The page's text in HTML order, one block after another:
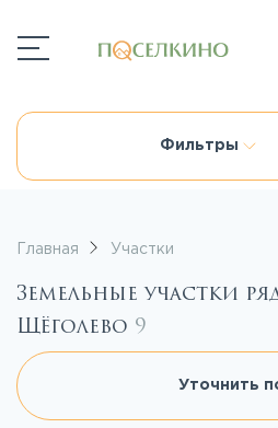
Фильтры
Главная Участки
Земельные участки
Щёголево 9
Уточнить